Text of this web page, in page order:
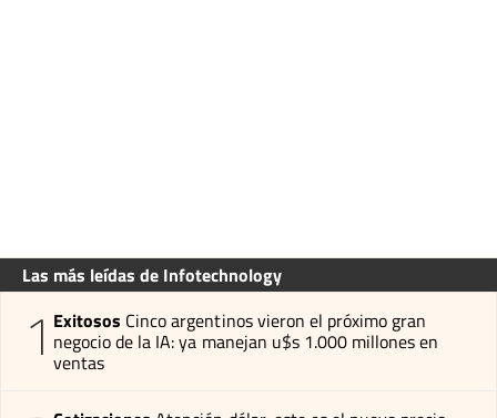
Las más leídas de Infotechnology
1 Exitosos Cinco argentinos vieron el próximo gran
negocio de la IA: ya manejan u$s 1.000 millones en
ventas